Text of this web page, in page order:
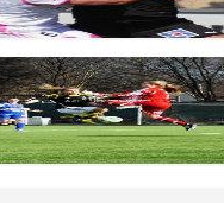
– Mallbackens IF